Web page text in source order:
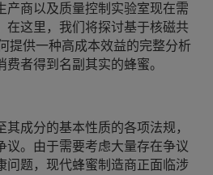
产商以及质量控制实验室现在需
在这里，我们将探讨基于核磁共
提供一种高成本效益的完整分析
者得到名副其实的蜂蜜。
成分的基本性质的各项法规，
议。由于需要考虑大量存在争议
问题，现代蜂蜜制造商正面临涉